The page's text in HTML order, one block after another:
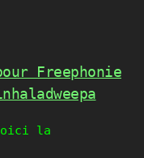
Freephonie
la